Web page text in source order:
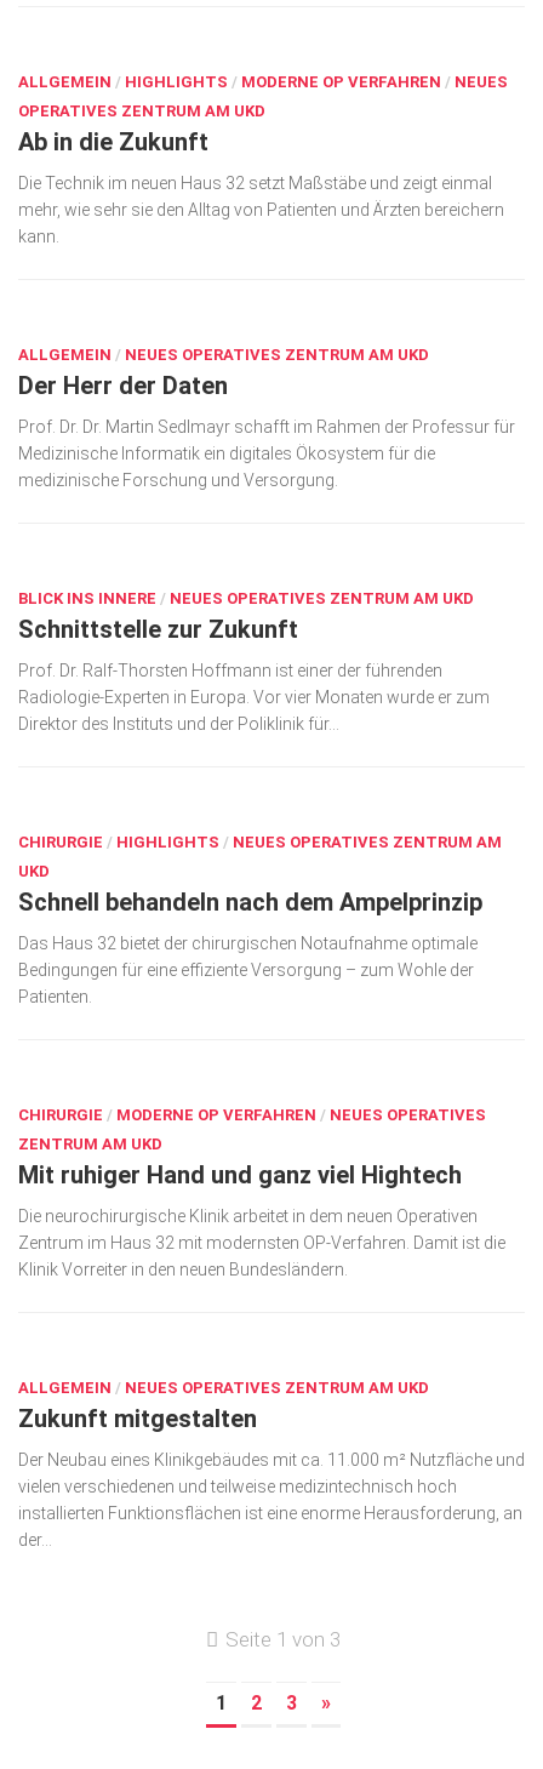
ALLGEMEIN / HIGHLIGHTS / MODERNE OP VERFAHREN / NEUES
OPERATIVES ZENTRUM AM UKD
Ab in die Zukunft
Die Technik im neuen Haus 32 setzt Maßstäbe und zeigt einmal
mehr, wie sehr sie den Alltag von Patienten und Ärzten bereichern
kann.
ALLGEMEIN / NEUES OPERATIVES ZENTRUM AM UKD
Der Herr der Daten
Prof. Dr. Dr. Martin Sedlmayr schafft im Rahmen der Professur für
Medizinische Informatik ein digitales Ökosystem für die
medizinische Forschung und Versorgung.
BLICK INS INNERE / NEUES OPERATIVES ZENTRUM AM UKD
Schnittstelle zur Zukunft
Prof. Dr. Ralf-Thorsten Hoffmann ist einer der führenden
Radiologie-Experten in Europa. Vor vier Monaten wurde er zum
Direktor des Instituts und der Poliklinik für...
CHIRURGIE / HIGHLIGHTS / NEUES OPERATIVES ZENTRUM AM
UKD
Schnell behandeln nach dem Ampelprinzip
Das Haus 32 bietet der chirurgischen Notaufnahme optimale
Bedingungen für eine effiziente Versorgung – zum Wohle der
Patienten.
CHIRURGIE / MODERNE OP VERFAHREN / NEUES OPERATIVES
ZENTRUM AM UKD
Mit ruhiger Hand und ganz viel Hightech
Die neurochirurgische Klinik arbeitet in dem neuen Operativen
Zentrum im Haus 32 mit modernsten OP-Verfahren. Damit ist die
Klinik Vorreiter in den neuen Bundesländern.
ALLGEMEIN / NEUES OPERATIVES ZENTRUM AM UKD
Zukunft mitgestalten
Der Neubau eines Klinikgebäudes mit ca. 11.000 m² Nutzfläche und
vielen verschiedenen und teilweise medizintechnisch hoch
installierten Funktionsflächen ist eine enorme Herausforderung, an
der...
Seite 1 von 3
1 2 3 »